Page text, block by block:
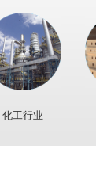
化工行业